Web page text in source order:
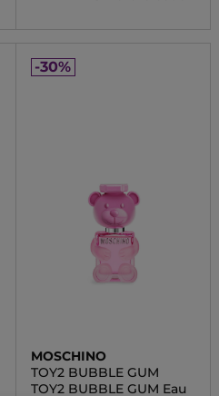
-30%
MOSCHINO
TOY2 BUBBLE GUM
TOY2 BUBBLE GUM Eau